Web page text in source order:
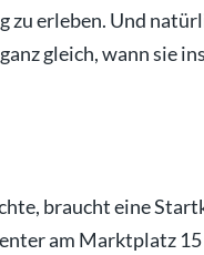
zu erleben. Und
gleich, wann sie
braucht eine
am Marktplatz